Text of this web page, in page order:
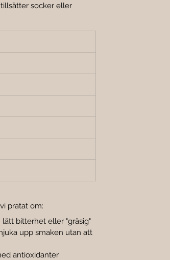
socker eller
pratat om:
bitterhet eller "gräsig"
upp smaken utan att
antioxidanter